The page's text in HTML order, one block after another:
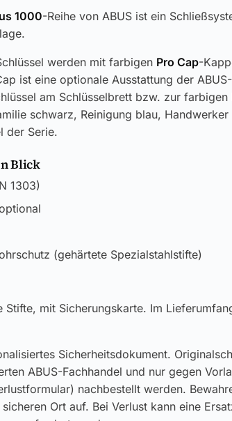
1000-Reihe von ABUS ist ein
werden mit farbigen Pro Cap-
ist eine optionale Ausstattung der
am Schlüsselbrett bzw. zur
schwarz, Reinigung blau,
der Serie.
Blick
1303)
(gehärtete Spezialstahlstifte)
Stifte, mit Sicherungskarte. Im
Sicherheitsdokument.
ABUS-Fachhandel und nur gegen
nachbestellt werden.
Ort auf. Bei Verlust kann eine